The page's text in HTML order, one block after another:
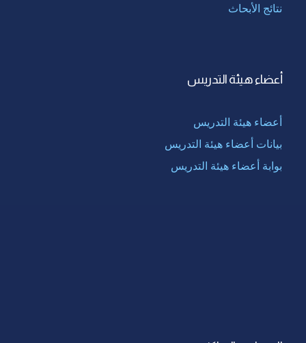
نتائج الأبحاث
أعضاء هيئة التدريس
أعضاء هيئة التدريس
بيانات أعضاء هيئة التدريس
بوابة أعضاء هيئة التدريس